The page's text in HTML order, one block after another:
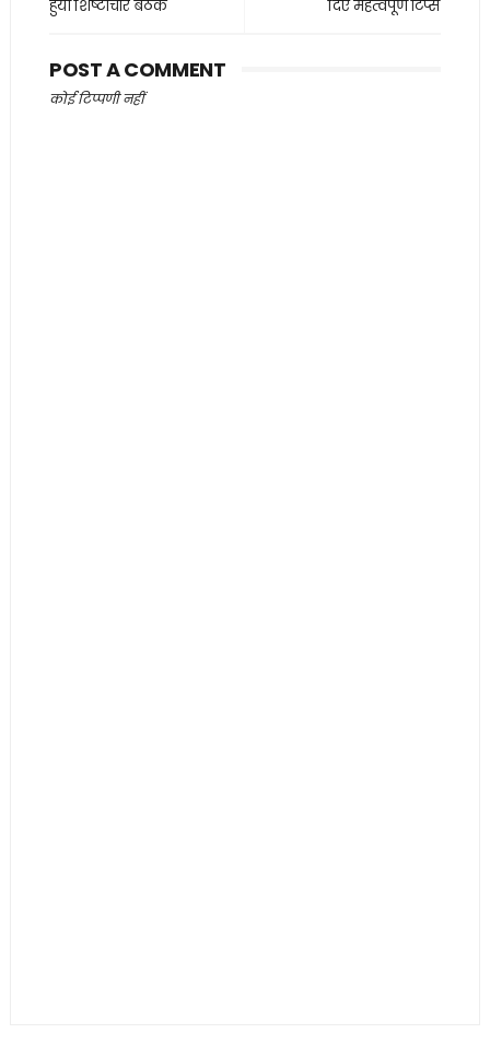
दिए महत्वपूर्ण टिप्स
हुयी शिष्टाचार बैठक
POST A COMMENT
कोई टिप्पणी नहीं